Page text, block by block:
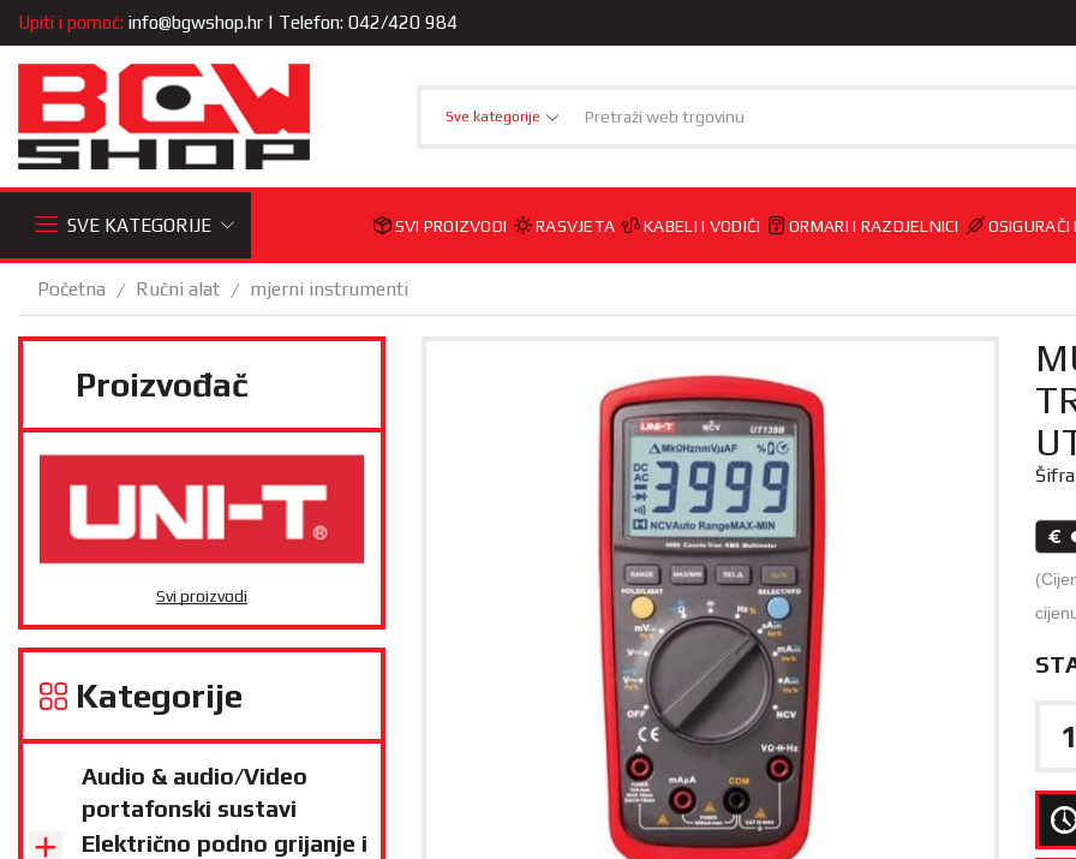
Upiti i pomoć: info@bgwshop.hr | Telefon: 042/420 984
Sve kategorije
SVE KATEGORIJE SVI PROIZVODI RASVJETA KABELI I VODIČI ORMARI I RAZDJELNICI OSIGURAČI
Početna / Ručni alat / mjerni instrumenti
Proizvođač
Svi proizvodi
Kategorije
Audio & audio/Video
portafonski sustavi
Električno podno grijanje i